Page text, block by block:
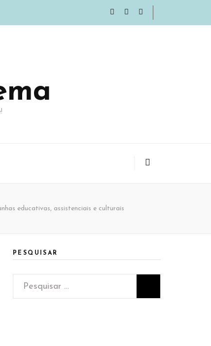
educativas, assistenciais e culturais
PESQUISAR
Pesquisar
por: